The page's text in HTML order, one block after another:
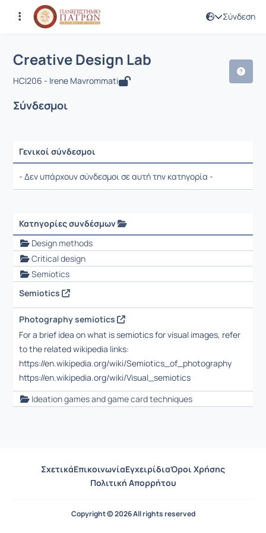
Σύνδεση
Αρχική Σελίδα
Μάθημα : Creative Design Lab
Κωδικός : NOC3065
Creative Design Lab
HCI206 - Irene Mavrommati
Σύνδεσμοι
Γενικοί σύνδεσμοι
Ρυθμίσεις επιλογής / Αποτελέσματα
- Δεν υπάρχουν σύνδεσμοι σε αυτή την κατηγορία -
Κατηγορίες συνδέσμων
Ρυθμίσεις επιλογής / Αποτελέσματα
Design methods
Critical design
Semiotics
Semiotics
Photography semiotics
For a brief idea on what is semiotics for visual images, refer
to the related wikipedia links:
https://en.wikipedia.org/wiki/Semiotics_of_photography
https://en.wikipedia.org/wiki/Visual_semiotics
Ideation games and game card techniques
ΣχετικάΕπικοινωνίαΕγχειρίδιαΌροι Χρήσης
Πολιτική Απορρήτου
Copyright © 2026 All rights reserved